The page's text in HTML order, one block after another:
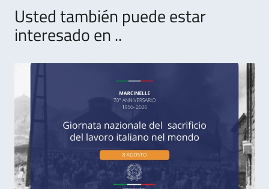
Usted también puede estar
interesado en ..